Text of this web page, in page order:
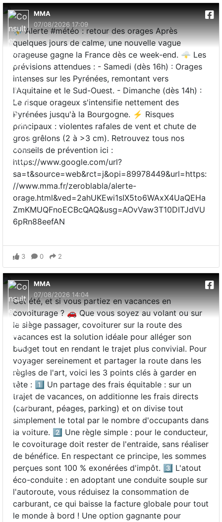
MMA
07/08/2026 17:09
⛈️ Alerte #météo : retour des orages Après
quelques jours de calme, une nouvelle vague
orageuse gagne la France dès ce week-end. 🌩️ Les
prévisions attendues : - Samedi (dès 16h) : Orages
intenses sur les Pyrénées, remontant vers
l'Aquitaine et le Sud-Ouest. - Dimanche (dès 14h) :
Le risque orageux s'intensifie nettement des
Pyrénées jusqu'à la Bourgogne. ⚡ Risques
principaux : violentes rafales de vent et chute de
gros grêlons (2 à >3 cm). Retrouvez tous nos
conseils de prévention ici :
https://www.google.com/url?
sa=t&source=web&rct=j&opi=89978449&url=https:
//www.mma.fr/zeroblabla/alerte-
orage.html&ved=2ahUKEwi1sIX5to6WAxX4UaQEHa
ZmKMUQFnoECBcQAQ&usg=AOvVaw3T10DITJdVU
6pRn88eefAN
3 0 2
MMA
07/08/2026 14:04
Cet été, et si vous partiez en vacances en
covoiturage ? 🚗 Que vous soyez au volant ou sur
le siège passager, covoiturer sur la route des
vacances est la solution idéale pour alléger son
budget tout en rendant le trajet plus convivial. Pour
voyager sereinement et partager la route dans les
règles de l'art, voici les 3 points clés à garder en
tête : 1️⃣ Un partage des frais équitable : sur un
trajet de vacances, on additionne les frais directs
(carburant, péages, parking) et on divise tout
simplement le total par le nombre d'occupants dans
la voiture. 2️⃣ Une règle simple : pour le conducteur,
le covoiturage doit rester de l'entraide, sans réaliser
de bénéfice. En respectant ce principe, les sommes
perçues sont 100 % exonérées d'impôt. 3️⃣ L'atout
éco-conduite : en adoptant une conduite souple sur
l'autoroute, vous réduisez la consommation de
carburant, ce qui baisse la facture globale pour tout
le monde à bord ! Une option gagnante pour